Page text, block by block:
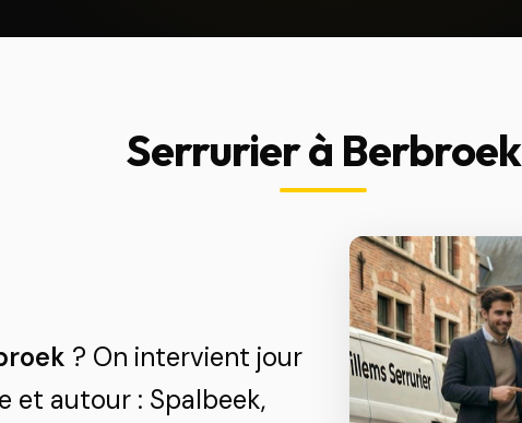
Serrurier à Berbroek
? On intervient jour
et autour : Spalbeek,